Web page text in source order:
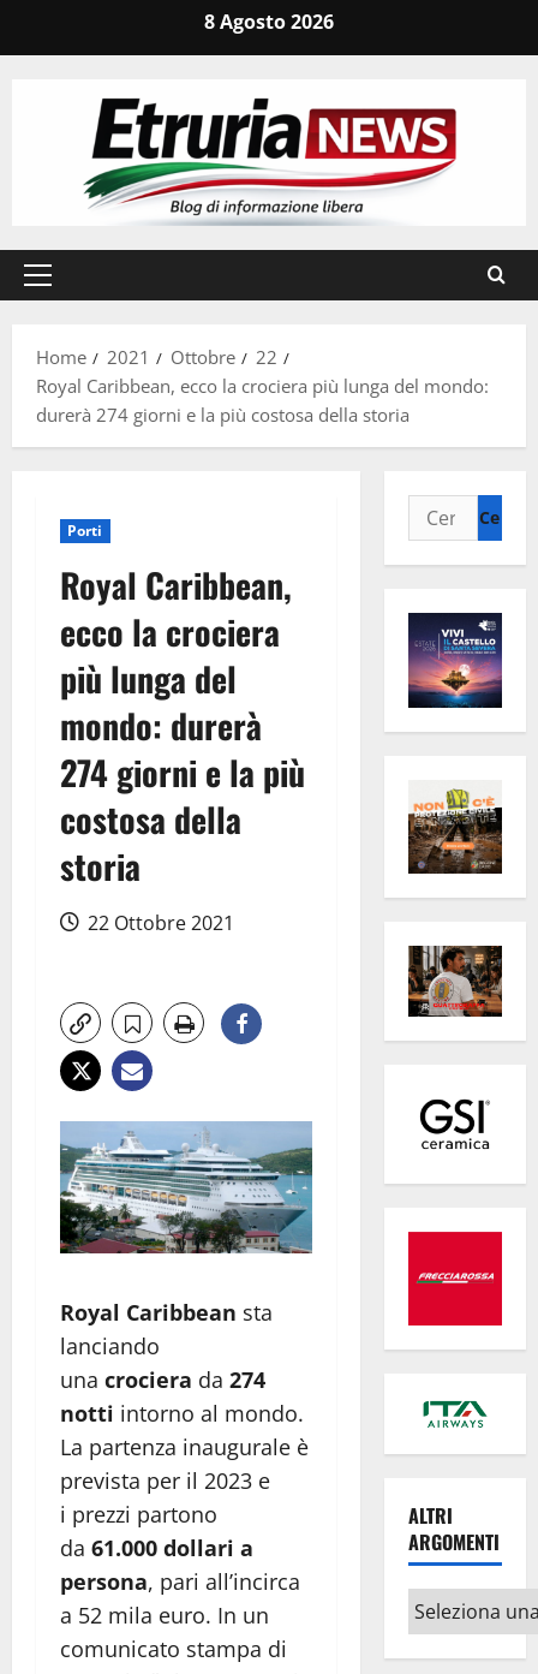
8 Agosto 2026
Menu
Home
2021 Ottobre
22
Royal Caribbean, ecco la crociera più lunga del mondo:
durerà 274 giorni e la più costosa della storia
Porti
Royal Caribbean,
ecco la crociera
più lunga del
mondo: durerà
274 giorni e la più
costosa della
storia
22 Ottobre 2021
Royal Caribbean sta
lanciando
una crociera da 274
notti intorno al mondo.
La partenza inaugurale è
prevista per il 2023 e
i prezzi partono
da 61.000 dollari a
persona, pari all’incirca
a 52 mila euro. In un
comunicato stampa di
Ricerca
per:
ALTRI
ARGOMENTI
Altri
argomenti